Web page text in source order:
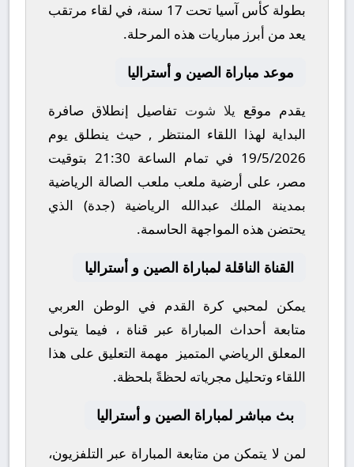
بطولة كأس آسيا تحت 17 سنة
، في لقاء مرتقب
يعد من أبرز مباريات هذه المرحلة.
موعد مباراة الصين و أستراليا
يقدم موقع يلا شوت تفاصيل إنطلاق صافرة
البداية لهذا اللقاء المنتظر , حيث ينطلق يوم
19/5/2026 في تمام الساعة 21:30 بتوقيت
مصر، على أرضية ملعب ملعب الصالة الرياضية
بمدينة الملك عبدالله الرياضية (جدة)الذي
يحتضن هذه المواجهة الحاسمة.
القناة الناقلة لمباراة الصين و أستراليا
يمكن لمحبي كرة القدم في الوطن العربي
متابعة أحداث المباراة عبر قناة، فيما يتولى
المعلق الرياضي المتميز
مهمة التعليق على هذا
اللقاء وتحليل مجرياته لحظةً بلحظة.
بث مباشر لمباراة الصين و أستراليا
لمن لا يتمكن من متابعة المباراة عبر التلفزيون،